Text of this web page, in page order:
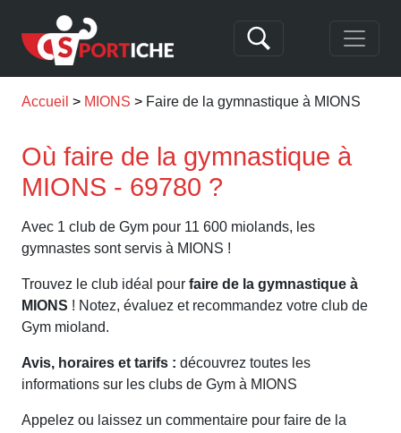
Accueil MIONS Faire de la gymnastique à MIONS
Où faire de la gymnastique à
MIONS - 69780 ?
Avec 1 club de Gym pour 11 600 miolands, les
gymnastes sont servis à MIONS !
Trouvez le club idéal pour faire de la gymnastique à
MIONS ! Notez, évaluez et recommandez votre club de
Gym mioland.
Avis, horaires et tarifs : découvrez toutes les
informations sur les clubs de Gym à MIONS
Appelez ou laissez un commentaire pour faire de la